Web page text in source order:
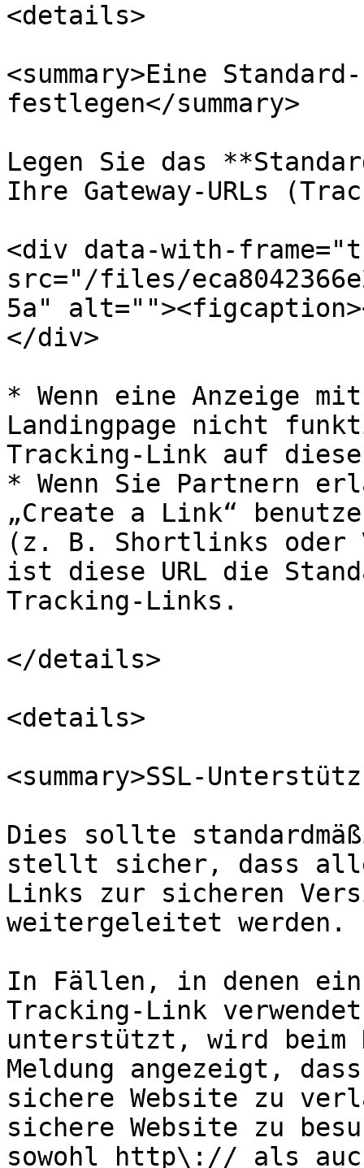
<details>
<summary>Eine
festlegen</summary>
Legen Sie das
Ihre Gateway-URLs
<div data-with-
src="/files/
5a"
</div>
* Wenn eine Anzeige
Landingpage nicht
Tracking-Link auf
* Wenn Sie Partnern
„Create a Link“
(z. B. Shortlinks oder
ist diese URL die
Tracking-Links.
</details>
<details>
<summary>SSL-
Dies sollte
stellt sicher, dass
Links zur sicheren
weitergeleitet werden.
In Fällen, in denen
Tracking-Link
unterstützt, wird beim
Meldung angezeigt,
sichere Website zu
sichere Website zu
sowohl http\:// als